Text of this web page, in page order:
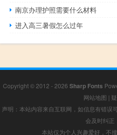
南京办理护照需要什么材料
进入高三暑假怎么过年
Copyright © 2012 - 2026 Sharp Fonts
网站地图 |
声明：本站内容来自互联网，如信息有错误
会及时纠正
本站仅为个人兴趣爱好，不